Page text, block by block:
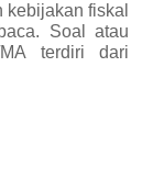
fiskal
Soal atau
terdiri dari